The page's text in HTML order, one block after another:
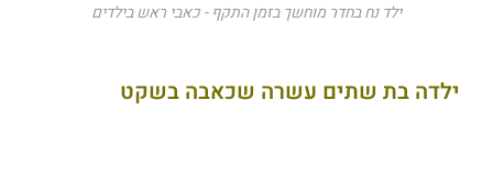
ילד נח בחדר מוחשך בזמן התקף - כאבי ראש בילדים
ילדה בת שתים עשרה שכאבה בשקט